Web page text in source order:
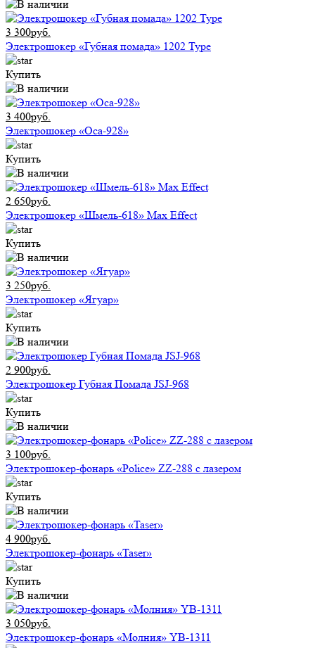
3 300руб.
Электрошокер «Губная помада» 1202 Type
Купить
3 400руб.
Электрошокер «Оса-928»
Купить
2 650руб.
Электрошокер «Шмель-618» Max Effect
Купить
3 250руб.
Электрошокер «Ягуар»
Купить
2 900руб.
Электрошокер Губная Помада JSJ-968
Купить
3 100руб.
Электрошокер-фонарь «Police» ZZ-288 с лазером
Купить
4 900руб.
Электрошокер-фонарь «Taser»
Купить
3 050руб.
Электрошокер-фонарь «Молния» YB-1311